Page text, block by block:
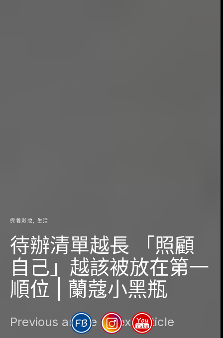
保養彩妝 生活
待辦清單越長 「照顧
自己」越該被放在第一
順位 | 蘭蔻小黑瓶
Previous article Next article